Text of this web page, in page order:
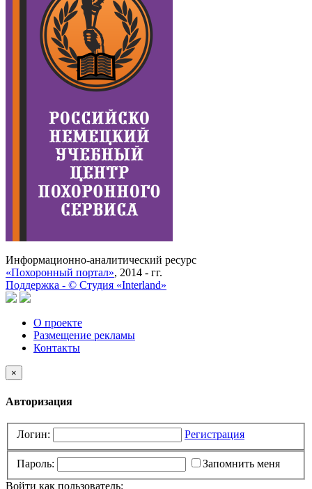
Информационно-аналитический ресурс
«Похоронный портал», 2014 - гг.
Поддержка - © Cтудия «Interland»
О проекте
Размещение рекламы
Контакты
×
Авторизация
Логин: Регистрация
Пароль:
Запомнить меня
Войти как пользователь: